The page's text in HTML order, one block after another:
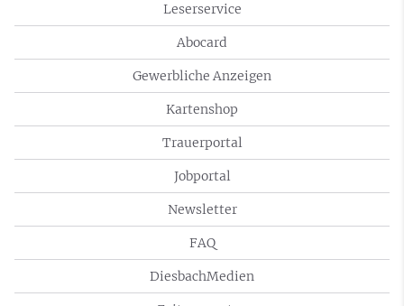
Leserservice
Abocard
Gewerbliche Anzeigen
Kartenshop
Trauerportal
Jobportal
Newsletter
FAQ
DiesbachMedien